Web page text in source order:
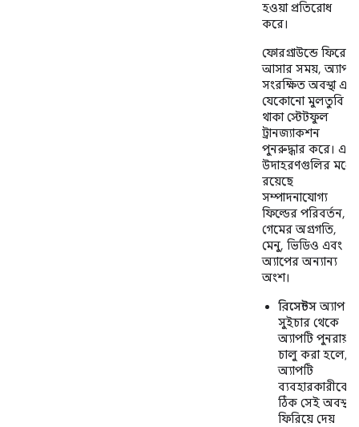
হওয়া প্রতিরোধ
করে।
ফোরগ্রাউন্ডে ফিরে
আসার সময়, অ্যাপটি
সংরক্ষিত অবস্থা এবং
যেকোনো মুলতুবি
থাকা স্টেটফুল
ট্রানজ্যাকশন
পুনরুদ্ধার করে। এর
উদাহরণগুলির মধ্যে
রয়েছে
সম্পাদনাযোগ্য
ফিল্ডের পরিবর্তন,
গেমের অগ্রগতি,
মেনু, ভিডিও এবং
অ্যাপের অন্যান্য
অংশ।
রিসেন্টসঅ্যাপ
সুইচার থেকে
অ্যাপটি পুনরায়
চালু করা হলে,
অ্যাপটি
ব্যবহারকারীকে
ঠিক সেই অবস্থায়
ফিরিয়ে দেয়